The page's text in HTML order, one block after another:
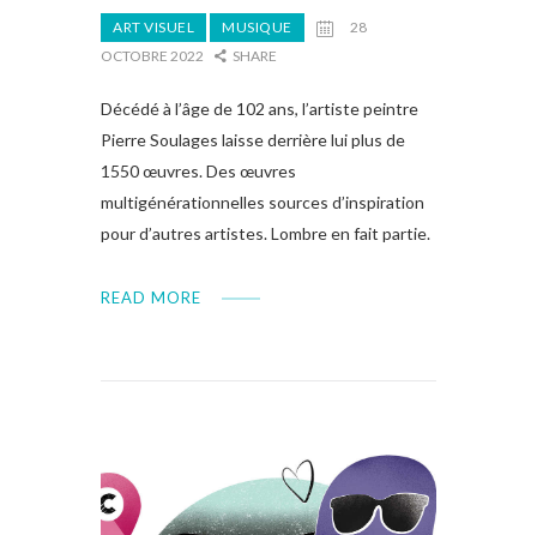
ART VISUEL MUSIQUE
28
OCTOBRE 2022
SHARE
Décédé à l’âge de 102 ans, l’artiste peintre
Pierre Soulages laisse derrière lui plus de
1550 œuvres. Des œuvres
multigénérationnelles sources d’inspiration
pour d’autres artistes. Lombre en fait partie.
READ MORE